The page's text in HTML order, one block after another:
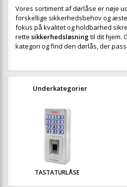
Vores sortiment af dørlåse er nøje
forskellige sikkerhedsbehov og
fokus på kvalitet og holdbarhed
rette sikkerhedsløsningtil dit hjem.
kategori og find den dørlås, der
Underkategorier
TASTATURLÅSE